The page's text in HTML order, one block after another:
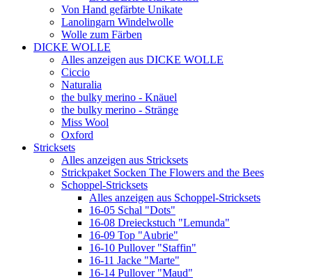
Von Hand gefärbte Unikate
Lanolingarn Windelwolle
Wolle zum Färben
DICKE WOLLE
Alles anzeigen aus DICKE WOLLE
Ciccio
Naturalia
the bulky merino - Knäuel
the bulky merino - Stränge
Miss Wool
Oxford
Stricksets
Alles anzeigen aus Stricksets
Strickpaket Socken The Flowers and the Bees
Schoppel-Stricksets
Alles anzeigen aus Schoppel-Stricksets
16-05 Schal "Dots"
16-08 Dreieckstuch "Lemunda"
16-09 Top "Aubrie"
16-10 Pullover "Staffin"
16-11 Jacke "Marte"
16-14 Pullover "Maud"